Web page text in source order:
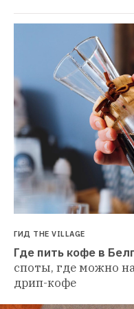
ГИД THE VILLAGE
Где пить кофе в
споты, где можно
дрип-кофе